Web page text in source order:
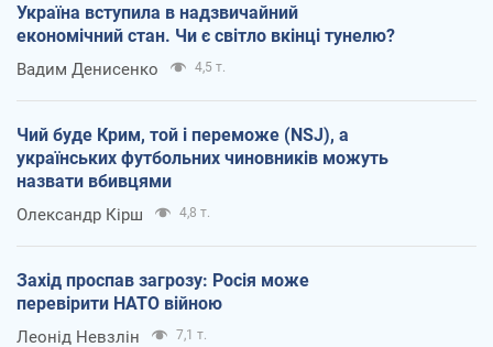
Україна вступила в надзвичайний
економічний стан. Чи є світло вкінці тунелю?
Вадим Денисенко 4,5 т.
Чий буде Крим, той і переможе (NSJ), а
українських футбольних чиновників можуть
назвати вбивцями
Олександр Кірш 4,8 т.
Захід проспав загрозу: Росія може
перевірити НАТО війною
Леонід Невзлін 7,1 т.